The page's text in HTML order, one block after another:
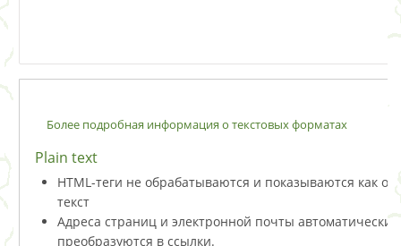
Более подробная информация о текстовых форматах
Plain text
HTML-теги не обрабатываются и показываются как
текст
Адреса страниц и электронной почты автоматически
преобразуются в ссылки.